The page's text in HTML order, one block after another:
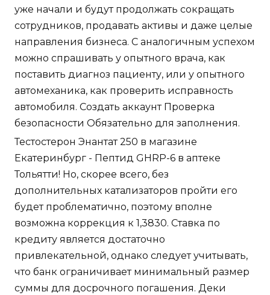
уже начали и будут продолжать сокращать
сотрудников, продавать активы и даже целые
направления бизнеса. С аналогичным успехом
можно спрашивать у опытного врача, как
поставить диагноз пациенту, или у опытного
автомеханика, как проверить исправность
автомобиля. Создать аккаунт Проверка
безопасности Обязательно для заполнения.
Тестостерон Энантат 250 в магазине
Екатеринбург - Пептид GHRP-6 в аптеке
Тольятти! Но, скорее всего, без
дополнительных катализаторов пройти его
будет проблематично, поэтому вполне
возможна коррекция к 1,3830. Ставка по
кредиту является достаточно
привлекательной, однако следует учитывать,
что банк ограничивает минимальный размер
суммы для досрочного погашения. Деки